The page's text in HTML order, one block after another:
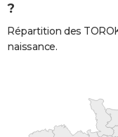
?
Répartition des
naissance.